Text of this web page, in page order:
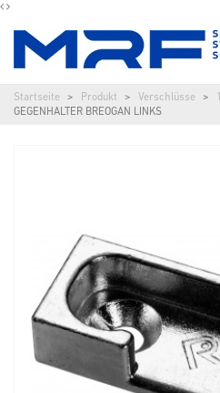
Startseite Produkt Verschlüsse
GEGENHALTER BREOGAN LINKS